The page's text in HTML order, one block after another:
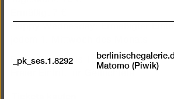
Freier Eintritt bis 18 Jahre
Freier Eintritt für Geflüchtete
_pk_ses.1.8292
Matomo (Piwik)